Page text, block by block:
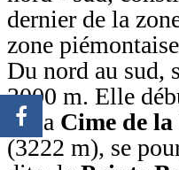
dernier de la
zone
Du nord au sud,
3000 m. Elle
de la Cime de
(3222 m), se